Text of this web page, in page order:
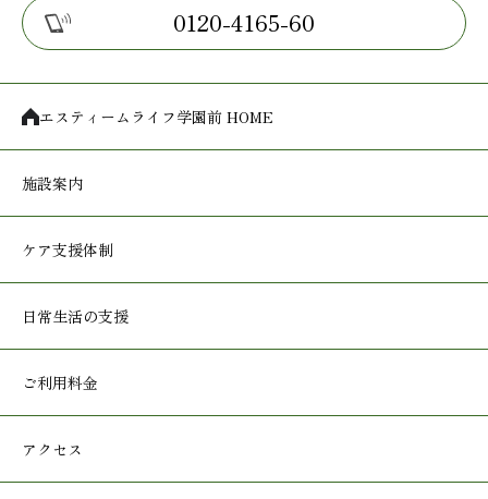
0120-4165-60
エスティームライフ学園前 HOME
施設案内
ケア支援体制
日常生活の支援
ご利用料金
アクセス